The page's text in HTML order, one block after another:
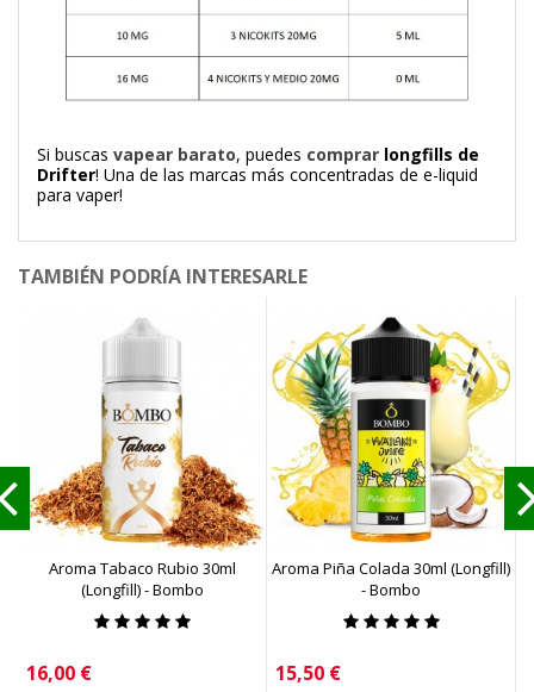
Si buscas vapear barato, puedes comprar longfills de
Drifter! Una de las marcas más concentradas de e-liquid
para vaper!
TAMBIÉN PODRÍA INTERESARLE
Aroma Tabaco Rubio 30ml
(Longfill) - Bombo
Precio
16,00 €
Aroma Piña Colada 30ml (Longfill)
- Bombo
Precio
15,50 €